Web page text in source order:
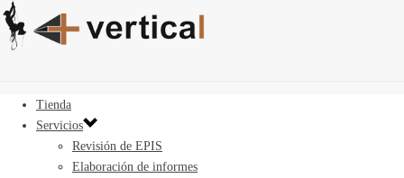
Tienda
Servicios
Revisión de EPIS
Elaboración de informes